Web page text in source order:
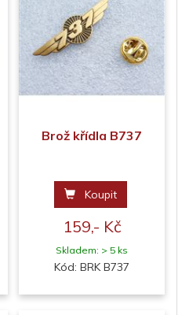
Brož křídla B737
Koupit
159,- Kč
Skladem: > 5 ks
Kód: BRK B737